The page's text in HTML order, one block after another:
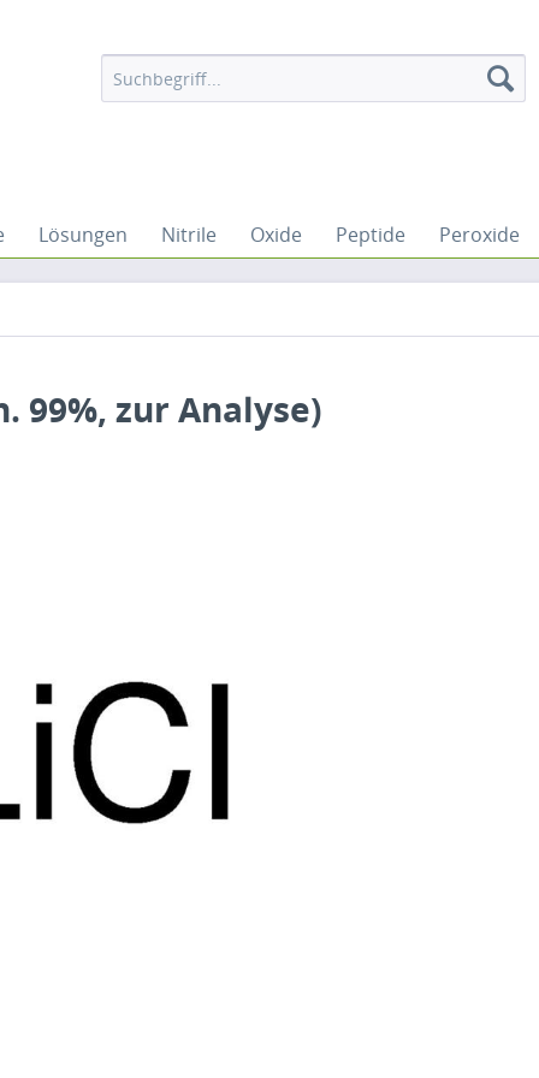
Lösungen Nitrile Oxide Peptide Peroxide
zur Analyse)